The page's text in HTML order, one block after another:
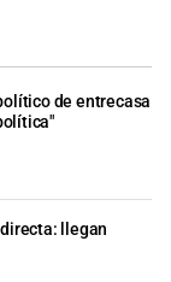
de entrecasa
llegan